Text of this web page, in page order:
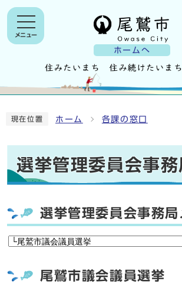
ホームへ
メニュー
現在位置 ホーム 各課の窓口
選挙管理委員会事務
選挙管理委員会事務局
尾鷲市議会議員選挙